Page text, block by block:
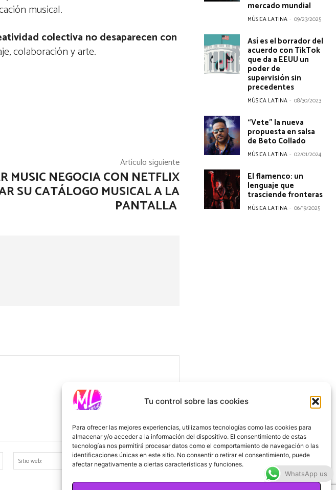
Tu control sobre las cookies
Para ofrecer las mejores experiencias, utilizamos tecnologías como las cookies para
almacenar y/o acceder a la información del dispositivo. El consentimiento de estas
tecnologías nos permitirá procesar datos como el comportamiento de navegación o las
identificaciones únicas en este sitio. No consentir o retirar el consentimiento, puede
afectar negativamente a ciertas características y funciones.
musical.
colectiva no desaparecen con
colaboración y arte.
Artículo siguiente
MUSIC NEGOCIA CON NETFLIX
SU CATÁLOGO MUSICAL A LA
PANTALLA
Correo
electrónico:*
Sitio
web:
mercado mundial
MÚSICA LATINA - 09/23/2025
Así es el borrador del
acuerdo con TikTok
que da a EEUU un
poder de
supervisión sin
precedentes
MÚSICA LATINA - 08/30/2023
“Vete” la nueva
propuesta en salsa
de Beto Collado
MÚSICA LATINA - 02/01/2024
El flamenco: un
lenguaje que
trasciende fronteras
MÚSICA LATINA - 06/19/2025
WhatsApp us